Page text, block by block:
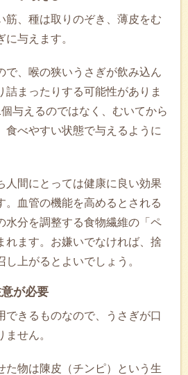
筋、種は取りのぞき、薄皮をむ
与えます。
で、喉の狭いうさぎが飲み込ん
詰まったりする可能性がありま
与えるのではなく、むいてから
食べやすい状態で与えるように
人間にとっては健康に良い効果
。血管の機能を高めるとされる
水分を調整する食物繊維の「ペ
れます。お嫌いでなければ、捨
上がるとよいでしょう。
が必要
できるものなので、うさぎが口
せん。
た物は陳皮（チンピ）という生